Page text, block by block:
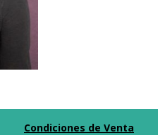
Condiciones de Venta